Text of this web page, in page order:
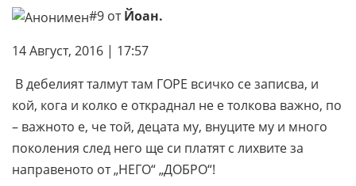
#9 отЙоан.
14 Август, 2016 | 17:57
В дебелият талмут там ГОРЕ всичко се записва, и
кой, кога и колко е откраднал не е толкова важно, по
– важното е, че той, децата му, внуците му и много
поколения след него ще си платят с лихвите за
направеното от „НЕГО“ „ДОБРО“!